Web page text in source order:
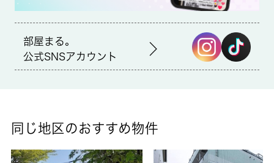
備考
から先の新しい住まいをじっくり選んでいきましょう。わたくし
部屋まる。
公式SNSアカウント
同じ地区のおすすめ物件